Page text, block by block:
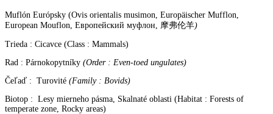
Muflón Európsky (Ovis orientalis musimon, Europäischer Mufflon,
European Mouflon, Европейский муфлон, 摩弗伦羊)
Trieda : Cicavce (Class : Mammals)
Rad : Párnokopytníky (Order : Even-toed ungulates)
Čeľaď : Turovité (Family : Bovids)
Biotop : Lesy mierneho pásma, Skalnaté oblasti (Habitat : Forests of
temperate zone, Rocky areas)